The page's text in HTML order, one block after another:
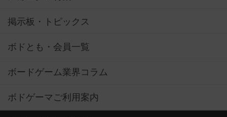
掲示板・トピックス
ボドとも・会員一覧
ボードゲーム業界コラム
ボドゲーマご利用案内